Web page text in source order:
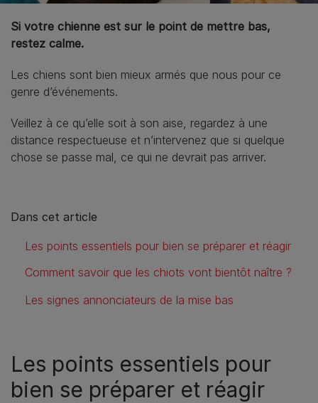
Si votre chienne est sur le point de mettre bas,
restez calme.
Les chiens sont bien mieux armés que nous pour ce
genre d’événements.
Veillez à ce qu’elle soit à son aise, regardez à une
distance respectueuse et n’intervenez que si quelque
chose se passe mal, ce qui ne devrait pas arriver.
Dans cet article
Les points essentiels pour bien se préparer et réagir
Comment savoir que les chiots vont bientôt naître ?
Les signes annonciateurs de la mise bas
Les points essentiels pour
bien se préparer et réagir